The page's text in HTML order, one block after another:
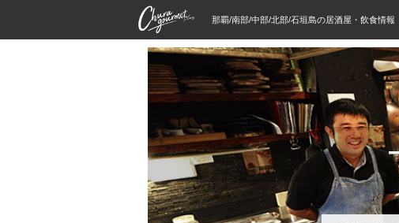
那覇/南部/中部/北部/石垣島の居酒屋・飲食情報